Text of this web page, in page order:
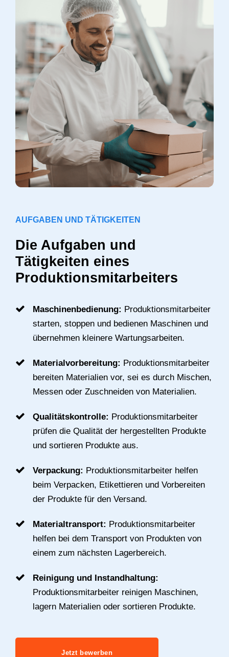
AUFGABEN UND TÄTIGKEITEN
Die Aufgaben und
Tätigkeiten eines
Produktionsmitarbeiters
Maschinenbedienung: Produktionsmitarbeiter
starten, stoppen und bedienen Maschinen und
übernehmen kleinere Wartungsarbeiten.
Materialvorbereitung: Produktionsmitarbeiter
bereiten Materialien vor, sei es durch Mischen,
Messen oder Zuschneiden von Materialien.
Qualitätskontrolle: Produktionsmitarbeiter
prüfen die Qualität der hergestellten Produkte
und sortieren Produkte aus.
Verpackung: Produktionsmitarbeiter helfen
beim Verpacken, Etikettieren und Vorbereiten
der Produkte für den Versand.
Materialtransport: Produktionsmitarbeiter
helfen bei dem Transport von Produkten von
einem zum nächsten Lagerbereich.
Reinigung und Instandhaltung:
Produktionsmitarbeiter reinigen Maschinen,
lagern Materialien oder sortieren Produkte.
Jetzt bewerben